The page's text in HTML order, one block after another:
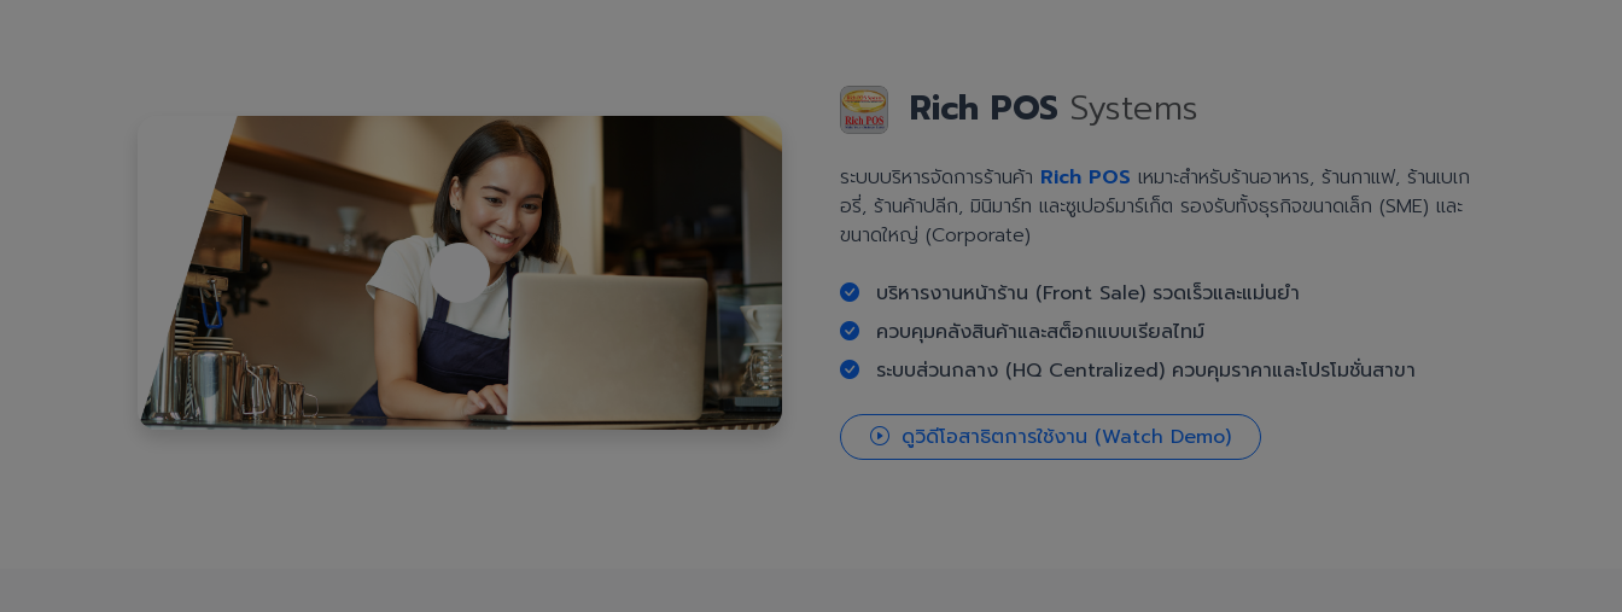
Rich POS Systems
ระบบบริหารจัดการร้านค้า Rich POS เหมาะสำหรับร้านอาหาร, ร้านกาแฟ, ร้านเบเก
อรี่, ร้านค้าปลีก, มินิมาร์ท และซูเปอร์มาร์เก็ต รองรับทั้งธุรกิจขนาดเล็ก (SME) และ
ขนาดใหญ่ (Corporate)
บริหารงานหน้าร้าน (Front Sale) รวดเร็วและแม่นยำ
ควบคุมคลังสินค้าและสต็อกแบบเรียลไทม์
ระบบส่วนกลาง (HQ Centralized) ควบคุมราคาและโปรโมชั่นสาขา
ดูวิดีโอสาธิตการใช้งาน (Watch Demo)